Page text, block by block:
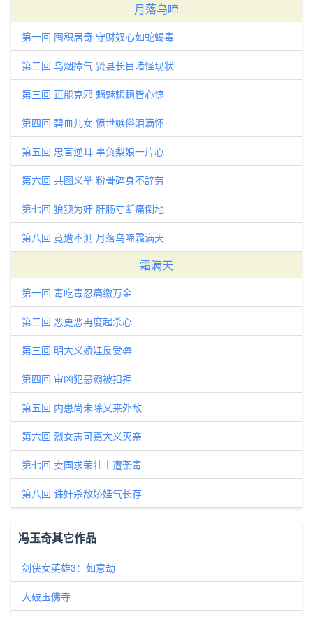
月落乌啼
第一回 囤积居奇 守财奴心如蛇蝎毒
第二回 乌烟瘴气 贤县长目睹怪现状
第三回 正能克邪 魑魅魍魉皆心惊
第四回 碧血儿女 愤世嫉俗泪满怀
第五回 忠言逆耳 辜负梨娘一片心
第六回 共图义举 粉骨碎身不辞劳
第七回 狼狈为奸 肝肠寸断痛倒地
第八回 竟遭不测 月落乌啼霜满天
霜满天
第一回 毒吃毒忍痛缴万金
第二回 恶更恶再度起杀心
第三回 明大义娇娃反受辱
第四回 审凶犯恶霸被扣押
第五回 内患尚未除又来外敌
第六回 烈女志可嘉大义灭亲
第七回 卖国求荣壮士遭荼毒
第八回 诛奸杀敌娇娃气长存
冯玉奇其它作品
剑侠女英雄3：如意劫
大破玉佛寺